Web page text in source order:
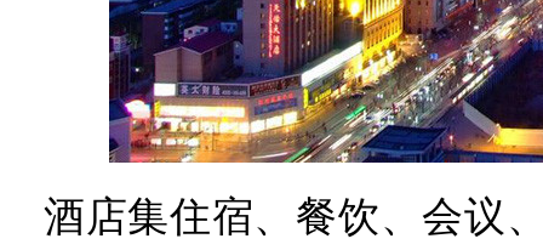
酒店集住宿、餐饮、会议